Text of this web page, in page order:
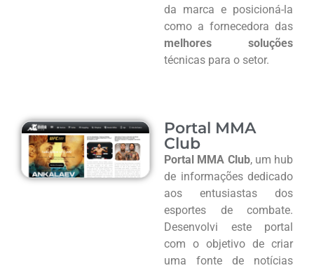
da marca e posicioná-la
como a fornecedora das
melhores soluções
técnicas para o setor.
Portal MMA
Club
Portal MMA Club, um hub
de informações dedicado
aos entusiastas dos
esportes de combate.
Desenvolvi este portal
com o objetivo de criar
uma fonte de notícias